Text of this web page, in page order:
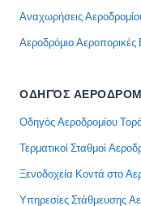
Αναχωρήσεις
Αεροδρόμιο Αεροπορικές
ΟΔΗΓΌΣ
Οδηγός Αεροδρομίου
Τερματικοί Σταθμοί
Ξενοδοχεία Κοντά στο
Υπηρεσίες Στάθμευσης